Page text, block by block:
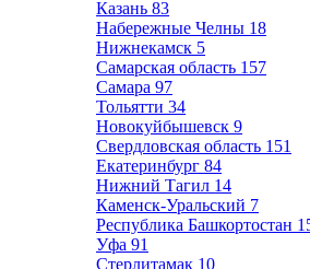
Казань 83
Набережные Челны 18
Нижнекамск 5
Самарская область 157
Самара 97
Тольятти 34
Новокуйбышевск 9
Свердловская область 151
Екатеринбург 84
Нижний Тагил 14
Каменск-Уральский 7
Республика Башкортостан
Уфа 91
Стерлитамак 10